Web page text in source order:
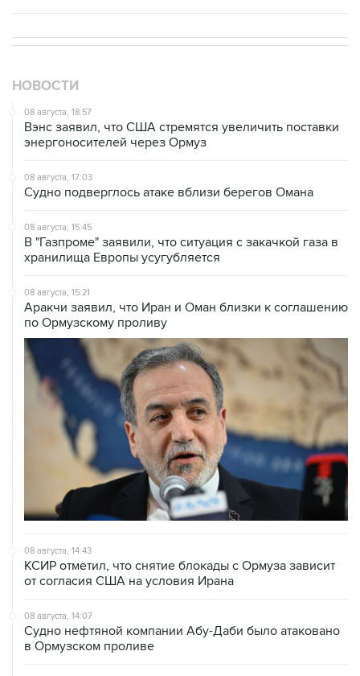
НОВОСТИ
08 августа, 18:57
Вэнс заявил, что США стремятся увеличить поставки
энергоносителей через Ормуз
08 августа, 17:03
Судно подверглось атаке вблизи берегов Омана
08 августа, 15:45
В "Газпроме" заявили, что ситуация с закачкой газа в
хранилища Европы усугубляется
08 августа, 15:21
Аракчи заявил, что Иран и Оман близки к соглашению
по Ормузскому проливу
08 августа, 14:43
КСИР отметил, что снятие блокады с Ормуза зависит
от согласия США на условия Ирана
08 августа, 14:07
Судно нефтяной компании Абу-Даби было атаковано
в Ормузском проливе